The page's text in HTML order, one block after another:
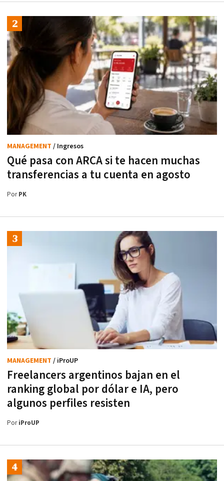
Qué pasa con ARCA si te hacen muchas
transferencias a tu cuenta en agosto
MANAGEMENT / Ingresos
PorPK
Freelancers argentinos bajan en el
ranking global por dólar e IA, pero
algunos perfiles resisten
MANAGEMENT / iProUP
PoriProUP